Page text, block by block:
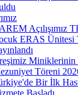
Açılışımız
ERAS Ünitesi
Miniklerinin
Töreni
Bir İlk
Başladı